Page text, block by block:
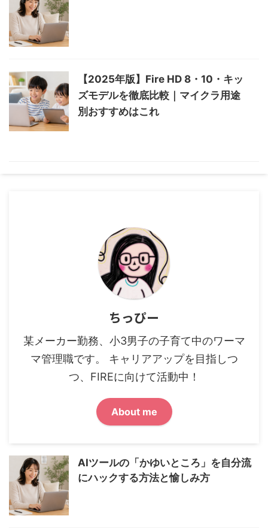
【2025年版】Fire HD 8・10・キッ
ズモデルを徹底比較｜マイクラ用途
別おすすめはこれ
ちっぴー
某メーカー勤務、小3男子の子育て中のワーマ
マ管理職です。 キャリアアップを目指しつ
つ、FIREに向けて活動中！
About me
AIツールの「かゆいところ」を自分流
にハックする方法と愉しみ方